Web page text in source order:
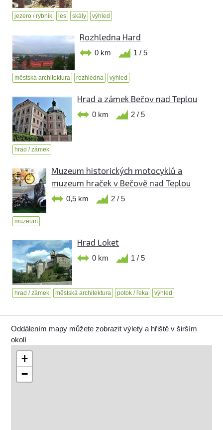
jezero / rybník les skály výhled
Rozhledna Hard
0 km 1 / 5
městská architektura rozhledna výhled
Hrad a zámek Bečov nad Teplou
0 km 2 / 5
hrad / zámek
Muzeum historických motocyklů a
muzeum hraček v Bečově nad Teplou
0,5 km 2 / 5
muzeum
Hrad Loket
0 km 1 / 5
hrad / zámek městská architektura potok / řeka výhled
Oddálením mapy můžete zobrazit výlety a hřiště v širším
okolí
+
−